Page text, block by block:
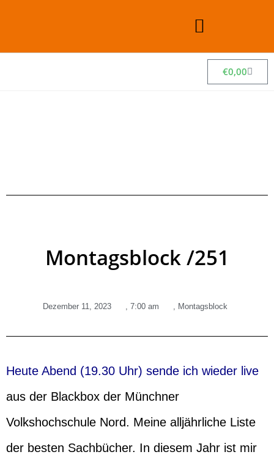
€0,00
Montagsblock /251
Dezember 11, 2023 , 7:00 am , Montagsblock
Heute Abend (19.30 Uhr) sende ich wieder live
aus der Blackbox der Münchner
Volkshochschule Nord. Meine alljährliche Liste
der besten Sachbücher. In diesem Jahr ist mir